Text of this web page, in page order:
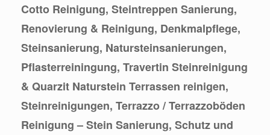
Cotto Reinigung, Steintreppen Sanierung,
Renovierung & Reinigung, Denkmalpflege,
Steinsanierung, Natursteinsanierungen,
Pflasterreiningung, Travertin Steinreinigung
& Quarzit Naturstein Terrassen reinigen,
Steinreinigungen, Terrazzo / Terrazzoböden
Reinigung – Stein Sanierung, Schutz und